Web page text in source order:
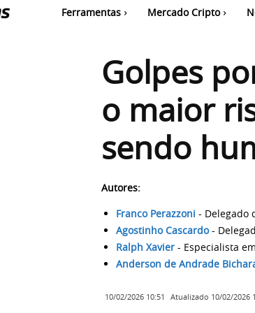
Ferramentas Mercado Cripto
Golpes
o maior
sendo
Autores:
Franco Perazzoni - Delegado
Agostinho Cascardo-
Ralph Xavier - Especialista
Anderson de Andrade
10/02/2026 10:51 Atualizado 10/02/2026